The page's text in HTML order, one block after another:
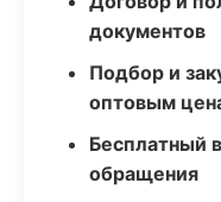
документов
Подбор и
оптовым
Бесплатный
обращения